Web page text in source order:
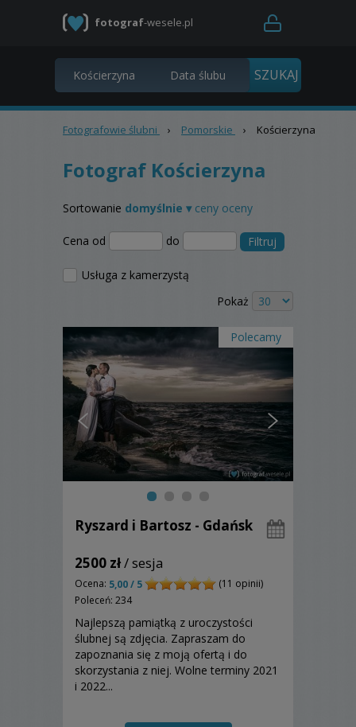
fotograf-wesele.pl
Fotografowie ślubni › Pomorskie › Kościerzyna
Fotograf Kościerzyna
Sortowanie domyślnie ▾ ceny oceny
Cena od do Filtruj
Usługa z kamerzystą
Pokaż
Polecamy
Ryszard i Bartosz - Gdańsk
2500 zł/ sesja
Ocena: 5,00 / 5
(11 opinii)
Poleceń: 234
Najlepszą pamiątką z uroczystości
ślubnej są zdjęcia. Zapraszam do
zapoznania się z moją ofertą i do
skorzystania z niej. Wolne terminy 2021
i 2022...